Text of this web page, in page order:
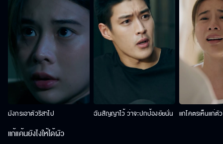
มังกรเอาตัวริสาไป ฉันสัญญาไว้ ว่าจะปกป้องยัยนั่น แกโคตรเห็นแก่ตั
แก้แค้นยังไงให้ได้ผัว